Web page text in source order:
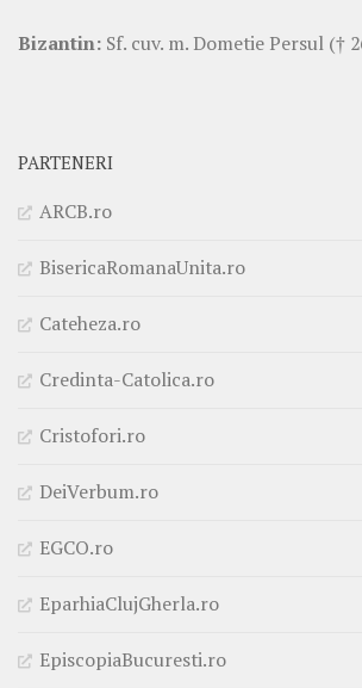
Bizantin: Sf. cuv. m. Dometie Persul (†
PARTENERI
ARCB.ro
BisericaRomanaUnita.ro
Cateheza.ro
Credinta-Catolica.ro
Cristofori.ro
DeiVerbum.ro
EGCO.ro
EparhiaClujGherla.ro
EpiscopiaBucuresti.ro